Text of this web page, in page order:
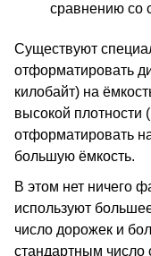
сравнению со
Существуют
отформатировать
килобайт) на
высокой плотности
отформатировать
большую ёмкость.
В этом нет ничего
используют
число дорожек и
стандартным число